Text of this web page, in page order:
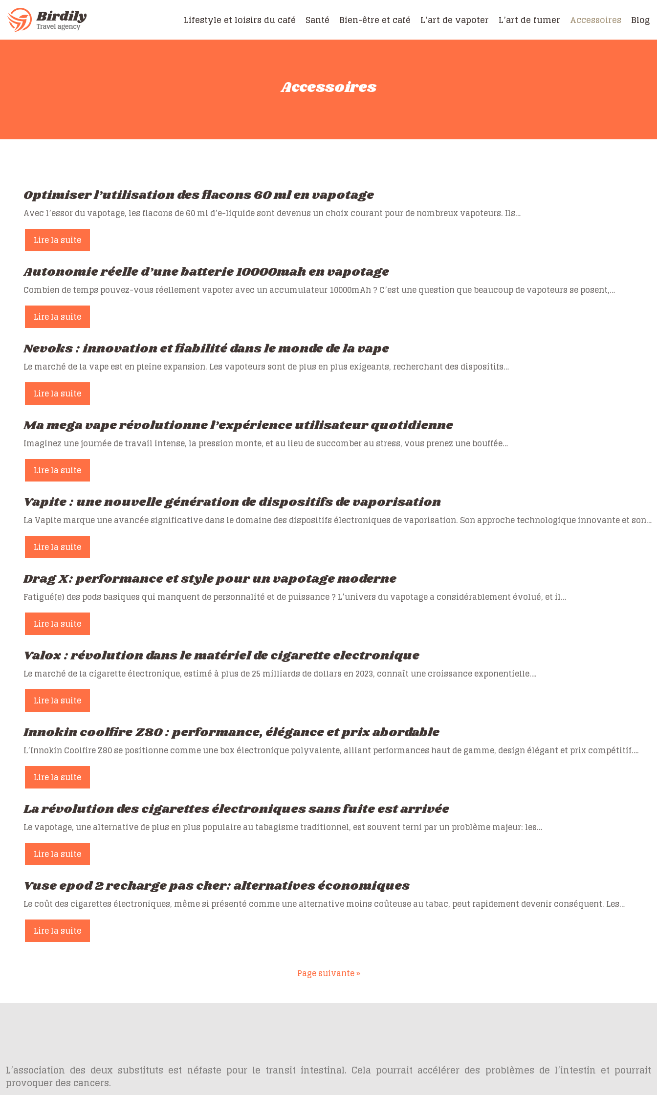
Lifestyle et loisirs du café Santé Bien-être et café L’art de vapoter L’art de fumer Accessoires Blog
Accessoires
Optimiser l’utilisation des flacons 60 ml en vapotage
Avec l’essor du vapotage, les flacons de 60 ml d’e-liquide sont devenus un choix courant pour de nombreux vapoteurs. Ils…
Lire la suite
Autonomie réelle d’une batterie 10000mah en vapotage
Combien de temps pouvez-vous réellement vapoter avec un accumulateur 10000mAh ? C’est une question que beaucoup de vapoteurs se posent,…
Lire la suite
Nevoks : innovation et fiabilité dans le monde de la vape
Le marché de la vape est en pleine expansion. Les vapoteurs sont de plus en plus exigeants, recherchant des dispositifs…
Lire la suite
Ma mega vape révolutionne l’expérience utilisateur quotidienne
Imaginez une journée de travail intense, la pression monte, et au lieu de succomber au stress, vous prenez une bouffée…
Lire la suite
Vapite : une nouvelle génération de dispositifs de vaporisation
La Vapite marque une avancée significative dans le domaine des dispositifs électroniques de vaporisation. Son approche technologique innovante et son…
Lire la suite
Drag X: performance et style pour un vapotage moderne
Fatigué(e) des pods basiques qui manquent de personnalité et de puissance ? L’univers du vapotage a considérablement évolué, et il…
Lire la suite
Valox : révolution dans le matériel de cigarette electronique
Le marché de la cigarette électronique, estimé à plus de 25 milliards de dollars en 2023, connaît une croissance exponentielle….
Lire la suite
Innokin coolfire Z80 : performance, élégance et prix abordable
L’Innokin Coolfire Z80 se positionne comme une box électronique polyvalente, alliant performances haut de gamme, design élégant et prix compétitif….
Lire la suite
La révolution des cigarettes électroniques sans fuite est arrivée
Le vapotage, une alternative de plus en plus populaire au tabagisme traditionnel, est souvent terni par un problème majeur: les…
Lire la suite
Vuse epod 2 recharge pas cher: alternatives économiques
Le coût des cigarettes électroniques, même si présenté comme une alternative moins coûteuse au tabac, peut rapidement devenir conséquent. Les…
Lire la suite
Page suivante »
L’association des deux substituts est néfaste pour le transit intestinal. Cela pourrait accélérer des problèmes de l’intestin et pourrait
provoquer des cancers.